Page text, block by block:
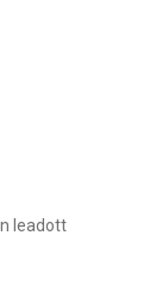
leadott